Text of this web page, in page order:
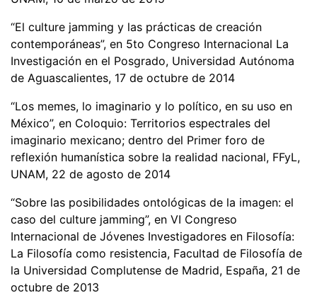
“El culture jamming y las prácticas de creación
contemporáneas”, en 5to Congreso Internacional La
Investigación en el Posgrado, Universidad Autónoma
de Aguascalientes, 17 de octubre de 2014
“Los memes, lo imaginario y lo político, en su uso en
México”, en Coloquio: Territorios espectrales del
imaginario mexicano; dentro del Primer foro de
reflexión humanística sobre la realidad nacional, FFyL,
UNAM, 22 de agosto de 2014
“Sobre las posibilidades ontológicas de la imagen: el
caso del culture jamming”, en VI Congreso
Internacional de Jóvenes Investigadores en Filosofía:
La Filosofía como resistencia, Facultad de Filosofía de
la Universidad Complutense de Madrid, España, 21 de
octubre de 2013